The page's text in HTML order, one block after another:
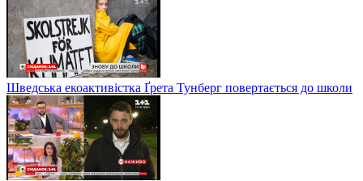
Шведська екоактивістка Ґрета Тунберг повертається до школи